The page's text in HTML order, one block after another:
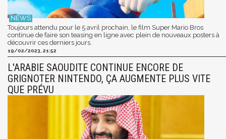
Toujours attendu pour le 5 avril prochain, le film Super Mario Bros
continue de faire son teasing en ligne avec plein de nouveaux posters à
découvrir ces derniers jours.
19/02/2023, 21:52
L'ARABIE SAOUDITE CONTINUE ENCORE DE
GRIGNOTER NINTENDO, ÇA AUGMENTE PLUS VITE
QUE PRÉVU